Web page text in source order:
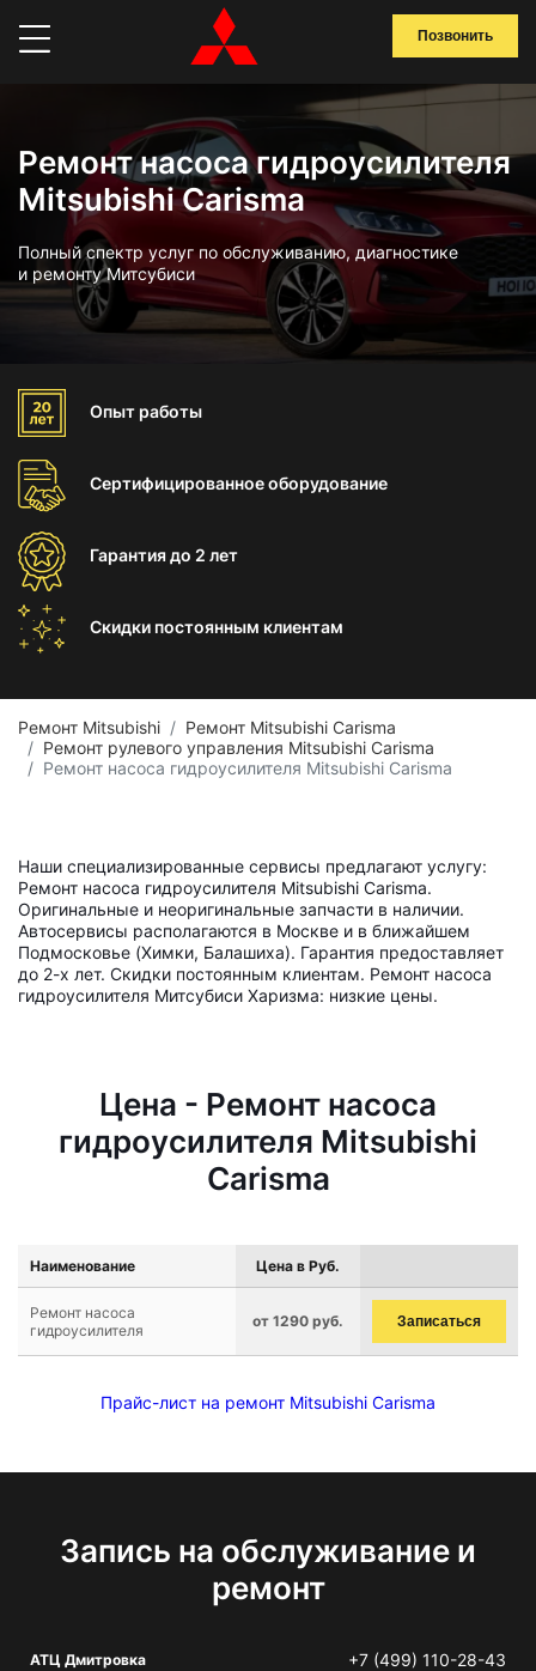
Позвонить
Ремонт насоса гидроусилителя
Mitsubishi Carisma
Полный спектр услуг по обслуживанию, диагностике
и ремонту Митсубиси
Опыт работы
Сертифицированноеоборудование
Гарантиядо 2 лет
Скидки постоянным клиентам
Ремонт Mitsubishi
Ремонт Mitsubishi Carisma
Ремонт рулевого управления Mitsubishi Carisma
Ремонт насоса гидроусилителя Mitsubishi Carisma
Наши специализированные сервисы предлагают услугу:
Ремонт насоса гидроусилителя Mitsubishi Carisma.
Оригинальные и неоригинальные запчасти в наличии.
Автосервисы располагаются в Москве и в ближайшем
Подмосковье (Химки, Балашиха). Гарантия предоставляет
до 2-х лет. Скидки постоянным клиентам. Ремонт насоса
гидроусилителя Митсубиси Харизма: низкие цены.
Цена - Ремонт насоса
гидроусилителя Mitsubishi
Carisma
Наименование Цена в Руб.
Ремонт насоса
гидроусилителя
от 1290 руб. Записаться
Прайс-лист на ремонт Mitsubishi Carisma
Запись на обслуживание и
ремонт
АТЦ Дмитровка +7 (499) 110-28-43